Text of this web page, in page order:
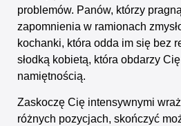
problemów. Panów, którzy
zapomnienia w ramionach
kochanki, która odda im się bez
słodką kobietą, która obdarzy
namiętnością.
Zaskoczę Cię intensywnymi
różnych pozycjach, skończyć